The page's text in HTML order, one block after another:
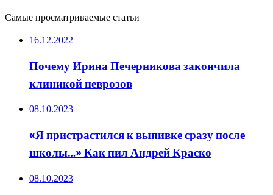
Самые просматриваемые статьи
16.12.2022
Почему Ирина Печерникова закончила
клиникой неврозов
08.10.2023
«Я пристрастился к выпивке сразу после
школы…» Как пил Андрей Краско
08.10.2023